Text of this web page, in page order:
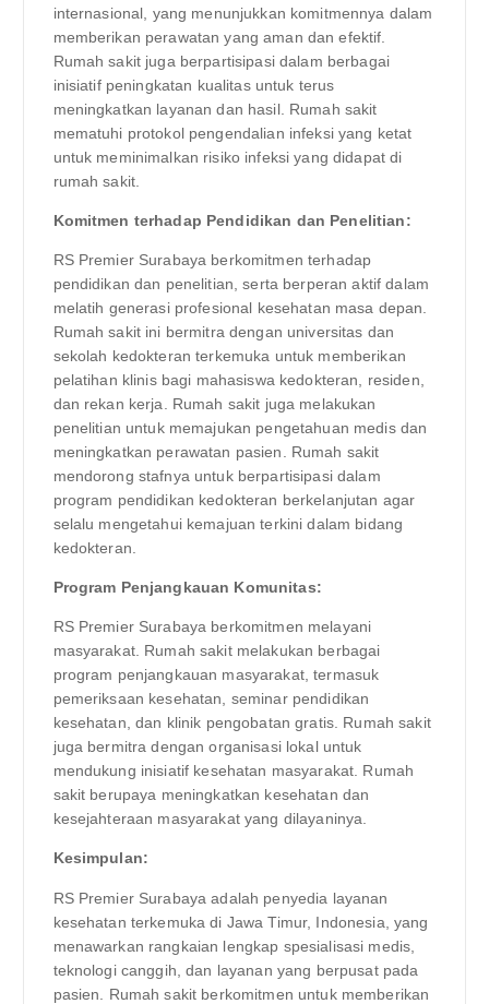
internasional, yang menunjukkan komitmennya dalam
memberikan perawatan yang aman dan efektif.
Rumah sakit juga berpartisipasi dalam berbagai
inisiatif peningkatan kualitas untuk terus
meningkatkan layanan dan hasil. Rumah sakit
mematuhi protokol pengendalian infeksi yang ketat
untuk meminimalkan risiko infeksi yang didapat di
rumah sakit.
Komitmen terhadap Pendidikan dan Penelitian:
RS Premier Surabaya berkomitmen terhadap
pendidikan dan penelitian, serta berperan aktif dalam
melatih generasi profesional kesehatan masa depan.
Rumah sakit ini bermitra dengan universitas dan
sekolah kedokteran terkemuka untuk memberikan
pelatihan klinis bagi mahasiswa kedokteran, residen,
dan rekan kerja. Rumah sakit juga melakukan
penelitian untuk memajukan pengetahuan medis dan
meningkatkan perawatan pasien. Rumah sakit
mendorong stafnya untuk berpartisipasi dalam
program pendidikan kedokteran berkelanjutan agar
selalu mengetahui kemajuan terkini dalam bidang
kedokteran.
Program Penjangkauan Komunitas:
RS Premier Surabaya berkomitmen melayani
masyarakat. Rumah sakit melakukan berbagai
program penjangkauan masyarakat, termasuk
pemeriksaan kesehatan, seminar pendidikan
kesehatan, dan klinik pengobatan gratis. Rumah sakit
juga bermitra dengan organisasi lokal untuk
mendukung inisiatif kesehatan masyarakat. Rumah
sakit berupaya meningkatkan kesehatan dan
kesejahteraan masyarakat yang dilayaninya.
Kesimpulan:
RS Premier Surabaya adalah penyedia layanan
kesehatan terkemuka di Jawa Timur, Indonesia, yang
menawarkan rangkaian lengkap spesialisasi medis,
teknologi canggih, dan layanan yang berpusat pada
pasien. Rumah sakit berkomitmen untuk memberikan